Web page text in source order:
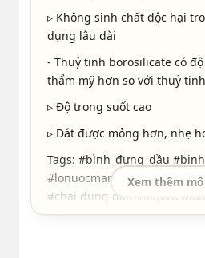
▹ Không sinh chất độc hại
dụng lâu dài
- Thuỷ tinh borosilicate có
thẩm mỹ hơn so với thuỷ
▹ Độ trong suốt cao
▹ Dát được mỏng hơn, nhẹ
Tags: #bình_đựng_dầu
#lonuocmam #dầu_ăn
#chai dung dau #logiavi
#hopgiavi #hudunggiavi
Xem thêm